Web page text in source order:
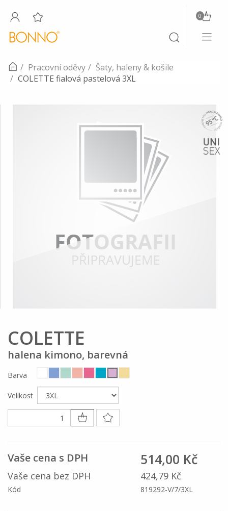
Toggle
search
0
Toggle
Pracovní oděvy
Šaty, haleny & košile
COLETTE fialová pastelová 3XL
COLETTE
halena kimono, barevná
Barva
Velikost
Vaše cena s DPH 514,00 Kč
Vaše cena bez DPH 424,79 Kč
Kód 819292-V/7/3XL